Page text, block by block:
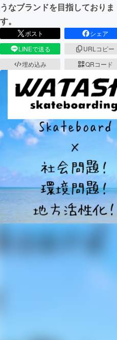
うなブランドを目指しておりま
す。
ポスト
シェア
LINEで送る
URLコピー
埋め込み
QRコード